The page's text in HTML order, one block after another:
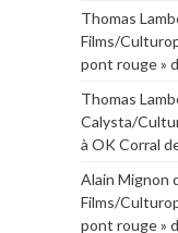
Thomas
Films/
pont rouge »
Thomas
Calysta/
à OK Corral
Alain Mignon
Films/
pont rouge »